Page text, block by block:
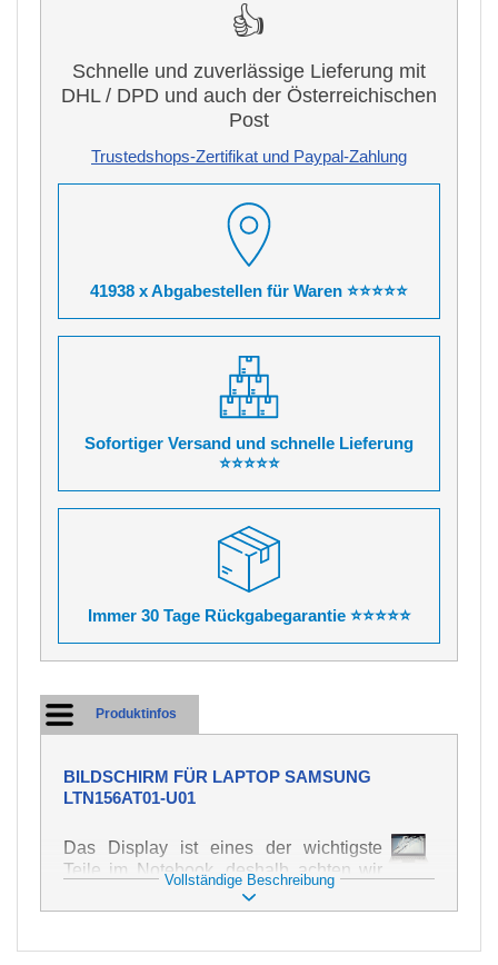
👍
Schnelle und zuverlässige Lieferung mit
DHL / DPD und auch der Österreichischen
Post
Trustedshops-Zertifikat und Paypal-Zahlung
41938 x Abgabestellen für Waren ⭐⭐⭐⭐⭐
Sofortiger Versand und schnelle Lieferung
⭐⭐⭐⭐⭐
Immer 30 Tage Rückgabegarantie ⭐⭐⭐⭐⭐
Produktinfos
BILDSCHIRM FÜR LAPTOP SAMSUNG
LTN156AT01-U01
Das Display ist eines der wichtigste
Teile im Notebook, deshalb achten wir
auf höchste Qualität dieses Ersatzteils.
Er dient zur Darstellung von Texten und
Vollständige Beschreibung